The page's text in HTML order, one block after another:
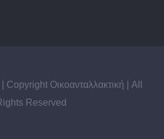
Copyright Οικοανταλλακτική | All
Reserved